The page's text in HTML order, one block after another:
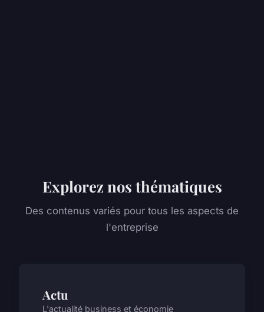
Explorez nos thématiques
Des contenus variés pour tous les aspects de
l'entreprise
Actu
L'actualité business et économie